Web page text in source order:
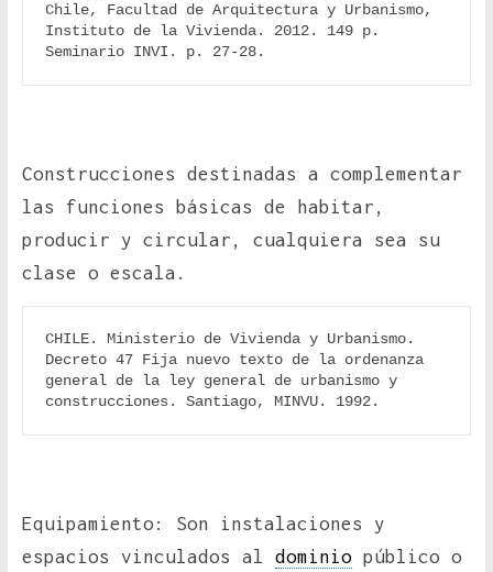
Chile, Facultad de Arquitectura y Urbanismo,
Instituto de la Vivienda. 2012. 149 p.
Seminario INVI. p. 27-28.
Construcciones destinadas a complementar
las funciones básicas de habitar,
producir y circular, cualquiera sea su
clase o escala.
CHILE. Ministerio de Vivienda y Urbanismo.
Decreto 47 Fija nuevo texto de la ordenanza
general de la ley general de urbanismo y
construcciones. Santiago, MINVU. 1992.
Equipamiento: Son instalaciones y
espacios vinculados al dominiopúblico o